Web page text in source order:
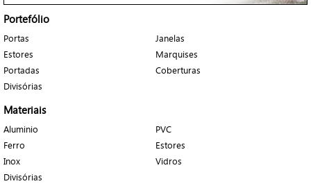
Portefólio
Portas
Janelas
Estores
Marquises
Portadas
Coberturas
Divisórias
Materiais
Aluminio
PVC
Ferro
Estores
Inox
Vidros
Divisórias